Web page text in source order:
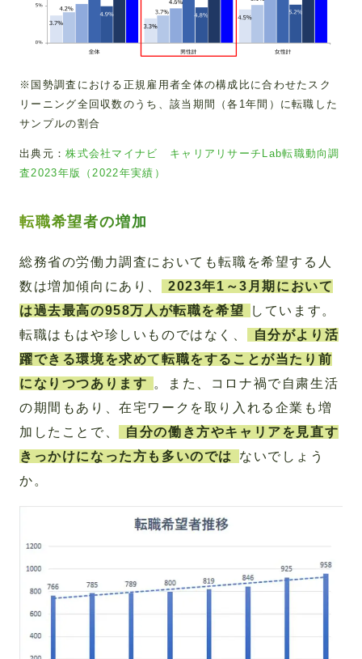
※国勢調査における正規雇用者全体の構成比に合わせたスク
リーニング全回収数のうち、該当期間（各1年間）に転職した
サンプルの割合
出典元：株式会社マイナビ キャリアリサーチLab転職動向調
査2023年版（2022年実績）
転職希望者の増加
総務省の労働力調査においても転職を希望する人
数は増加傾向にあり、
2023年1～3月期において
は過去最高の958万人が転職を希望
しています。
転職はもはや珍しいものではなく、
自分がより活
躍できる環境を求めて転職をすることが当たり前
になりつつあります
。また、コロナ禍で自粛生活
の期間もあり、在宅ワークを取り入れる企業も増
加したことで、
自分の働き方やキャリアを見直す
きっかけになった方も多いのでは
ないでしょう
か。